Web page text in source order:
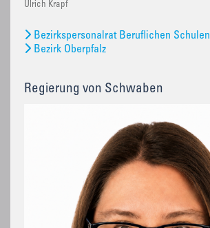
Ulrich Krapf
Bezirkspersonalrat Beruflichen Schulen
Bezirk Oberpfalz
Regierung von Schwaben